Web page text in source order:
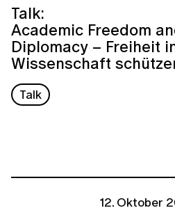
Talk:
Academic Freedom
Diplomacy – Freiheit
Wissenschaft
Talk
12. Oktober